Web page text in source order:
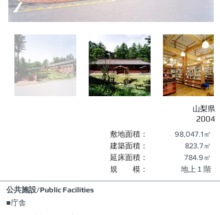
山梨県
2004
敷地面積：
98,047.1​㎡
建築面積：
823.7㎡
延床面積：
784.9㎡
規 模：
​地上１階
公共施設/Public Facilities
■庁舎